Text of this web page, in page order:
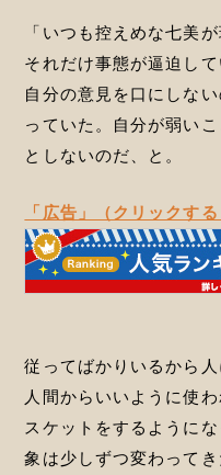
「いつも控えめな七美
それだけ事態が逼迫し
自分の意見を口にしな
っていた。自分が弱い
としないのだ、と。
「広告」（クリックす
従ってばかりいるから
人間からいいように使
スケットをするように
象は少しずつ変わってき